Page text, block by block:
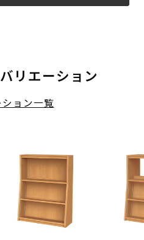
リエーション
ョン一覧